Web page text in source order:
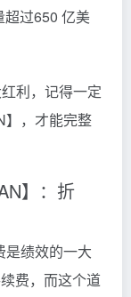
超过650 亿美
利，记得一定
】，才能完整
】：折
是绩效的一大
费，而这个道